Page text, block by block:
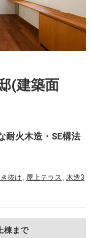
(建築面
耐火木造・SE構法
抜け , 屋上テラス , 木造3
棟まで